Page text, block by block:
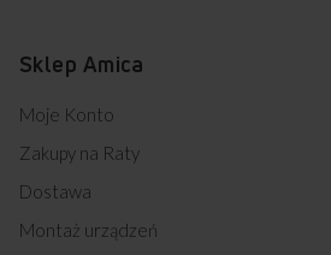
Sklep Amica
Moje Konto
Zakupy na Raty
Dostawa
Montaż urządzeń